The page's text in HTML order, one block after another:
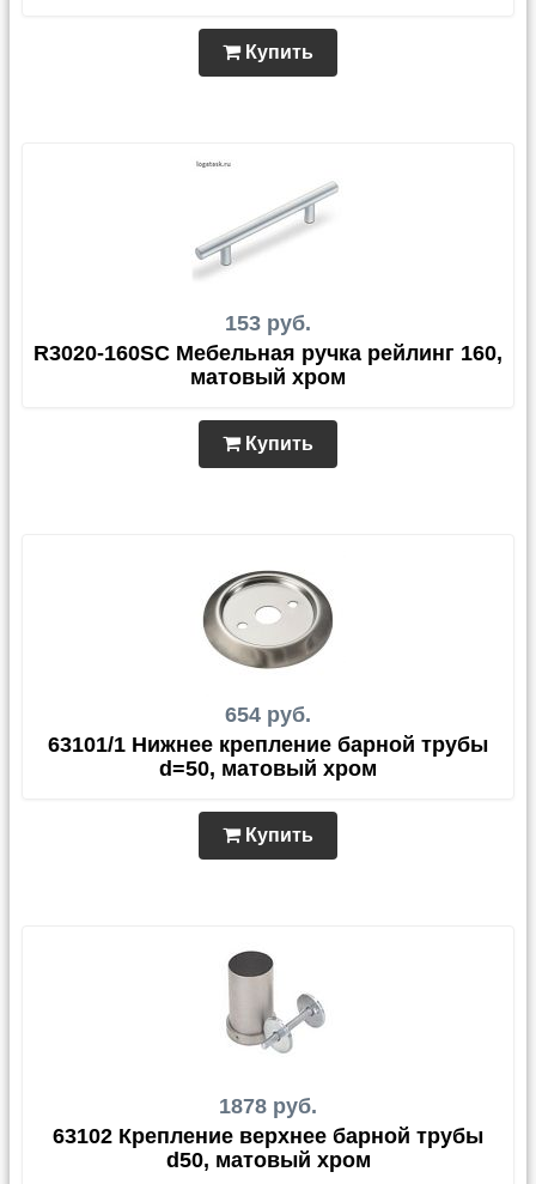
Купить
153 руб.
R3020-160SC Мебельная ручка рейлинг 160,
матовый хром
Купить
654 руб.
63101/1 Нижнее крепление барной трубы
d=50, матовый хром
Купить
1878 руб.
63102 Крепление верхнее барной трубы
d50, матовый хром